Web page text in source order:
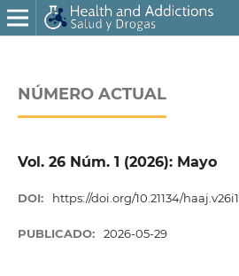
NÚMERO ACTUAL
Vol. 26 Núm. 1 (2026): Mayo
DOI: https://doi.org/10.21134/haaj.v26i1
PUBLICADO: 2026-05-29